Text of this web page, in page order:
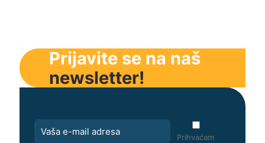
Prijavite se na naš
newsletter!
Prihvaćam